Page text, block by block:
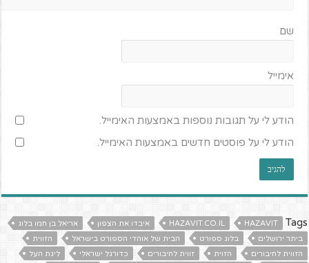
שם
אימייל
הודע לי על תגובות נוספות באמצעות האימייל.
הודע לי על פוסטים חדשים באמצעות האימייל.
Tags
HAZAVIT
HAZAVIT.CO.IL איבדו את הצפון
אריאל בן חמו בלוג
ביתר ירושלים
בלוג ספורט הבית של אוהדי הספורט בישראל
הזווית
הזווית לחיבורים
הזוית זווית לחיבורים כדורגל ישראלי
ליגת העל